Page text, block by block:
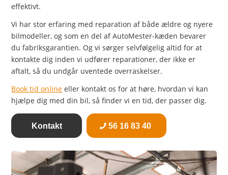
effektivt.
Vi har stor erfaring med reparation af både ældre og nyere
bilmodeller, og som en del af AutoMester-kæden bevarer
du fabriksgarantien. Og vi sørger selvfølgelig altid for at
kontakte dig inden vi udfører reparationer, der ikke er
aftalt, så du undgår uventede overraskelser.
Book tid online eller kontakt os for at høre, hvordan vi kan
hjælpe dig med din bil, så finder vi en tid, der passer dig.
Kontakt 56 16 83 40